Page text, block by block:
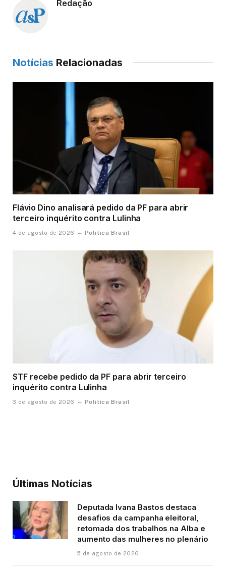
Redação
Notícias Relacionadas
Flávio Dino analisará pedido da PF para abrir
terceiro inquérito contra Lulinha
4 de agosto de 2026 Política Brasil
STF recebe pedido da PF para abrir terceiro
inquérito contra Lulinha
3 de agosto de 2026 Política Brasil
Últimas Notícias
Deputada Ivana Bastos destaca
desafios da campanha eleitoral,
retomada dos trabalhos na Alba e
aumento das mulheres no plenário
5 de agosto de 2026